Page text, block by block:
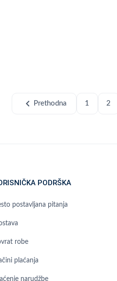
chevron_left Prethodna 1 2
PODRŠKA
postavljana pitanja
robe
plaćanja
narudžbe